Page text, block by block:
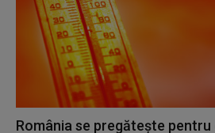
România se pregătește